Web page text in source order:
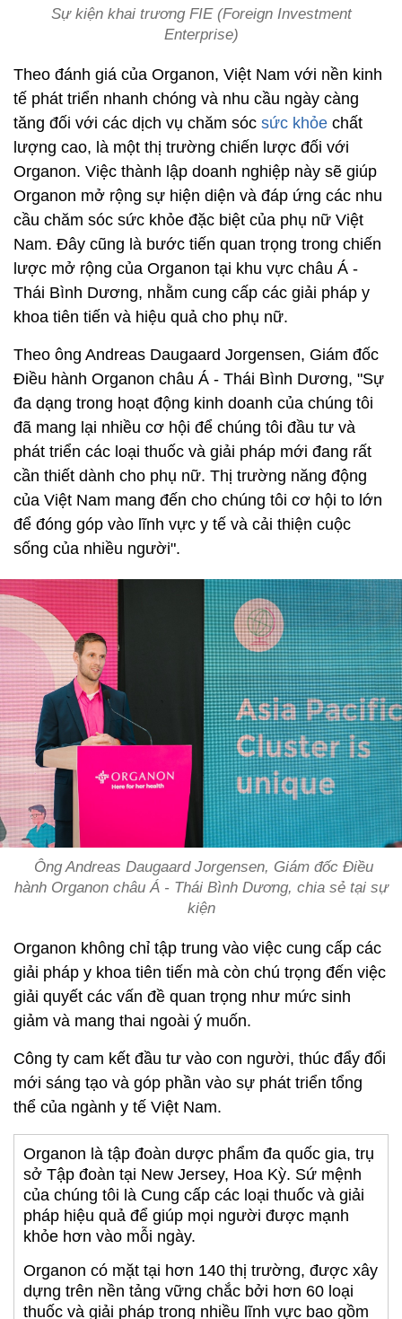
Sự kiện khai trương FIE (Foreign Investment
Enterprise)
Theo đánh giá của Organon, Việt Nam với nền kinh
tế phát triển nhanh chóng và nhu cầu ngày càng
tăng đối với các dịch vụ chăm sóc sức khỏe chất
lượng cao, là một thị trường chiến lược đối với
Organon. Việc thành lập doanh nghiệp này sẽ giúp
Organon mở rộng sự hiện diện và đáp ứng các nhu
cầu chăm sóc sức khỏe đặc biệt của phụ nữ Việt
Nam. Đây cũng là bước tiến quan trọng trong chiến
lược mở rộng của Organon tại khu vực châu Á -
Thái Bình Dương, nhằm cung cấp các giải pháp y
khoa tiên tiến và hiệu quả cho phụ nữ.
Theo ông Andreas Daugaard Jorgensen, Giám đốc
Điều hành Organon châu Á - Thái Bình Dương, "Sự
đa dạng trong hoạt động kinh doanh của chúng tôi
đã mang lại nhiều cơ hội để chúng tôi đầu tư và
phát triển các loại thuốc và giải pháp mới đang rất
cần thiết dành cho phụ nữ. Thị trường năng động
của Việt Nam mang đến cho chúng tôi cơ hội to lớn
để đóng góp vào lĩnh vực y tế và cải thiện cuộc
sống của nhiều người".
Ông Andreas Daugaard Jorgensen, Giám đốc Điều
hành Organon châu Á - Thái Bình Dương, chia sẻ tại sự
kiện
Organon không chỉ tập trung vào việc cung cấp các
giải pháp y khoa tiên tiến mà còn chú trọng đến việc
giải quyết các vấn đề quan trọng như mức sinh
giảm và mang thai ngoài ý muốn.
Công ty cam kết đầu tư vào con người, thúc đẩy đổi
mới sáng tạo và góp phần vào sự phát triển tổng
thể của ngành y tế Việt Nam.
Organon là tập đoàn dược phẩm đa quốc gia, trụ
sở Tập đoàn tại New Jersey, Hoa Kỳ. Sứ mệnh
của chúng tôi là Cung cấp các loại thuốc và giải
pháp hiệu quả để giúp mọi người được mạnh
khỏe hơn vào mỗi ngày.
Organon có mặt tại hơn 140 thị trường, được xây
dựng trên nền tảng vững chắc bởi hơn 60 loại
thuốc và giải pháp trong nhiều lĩnh vực bao gồm